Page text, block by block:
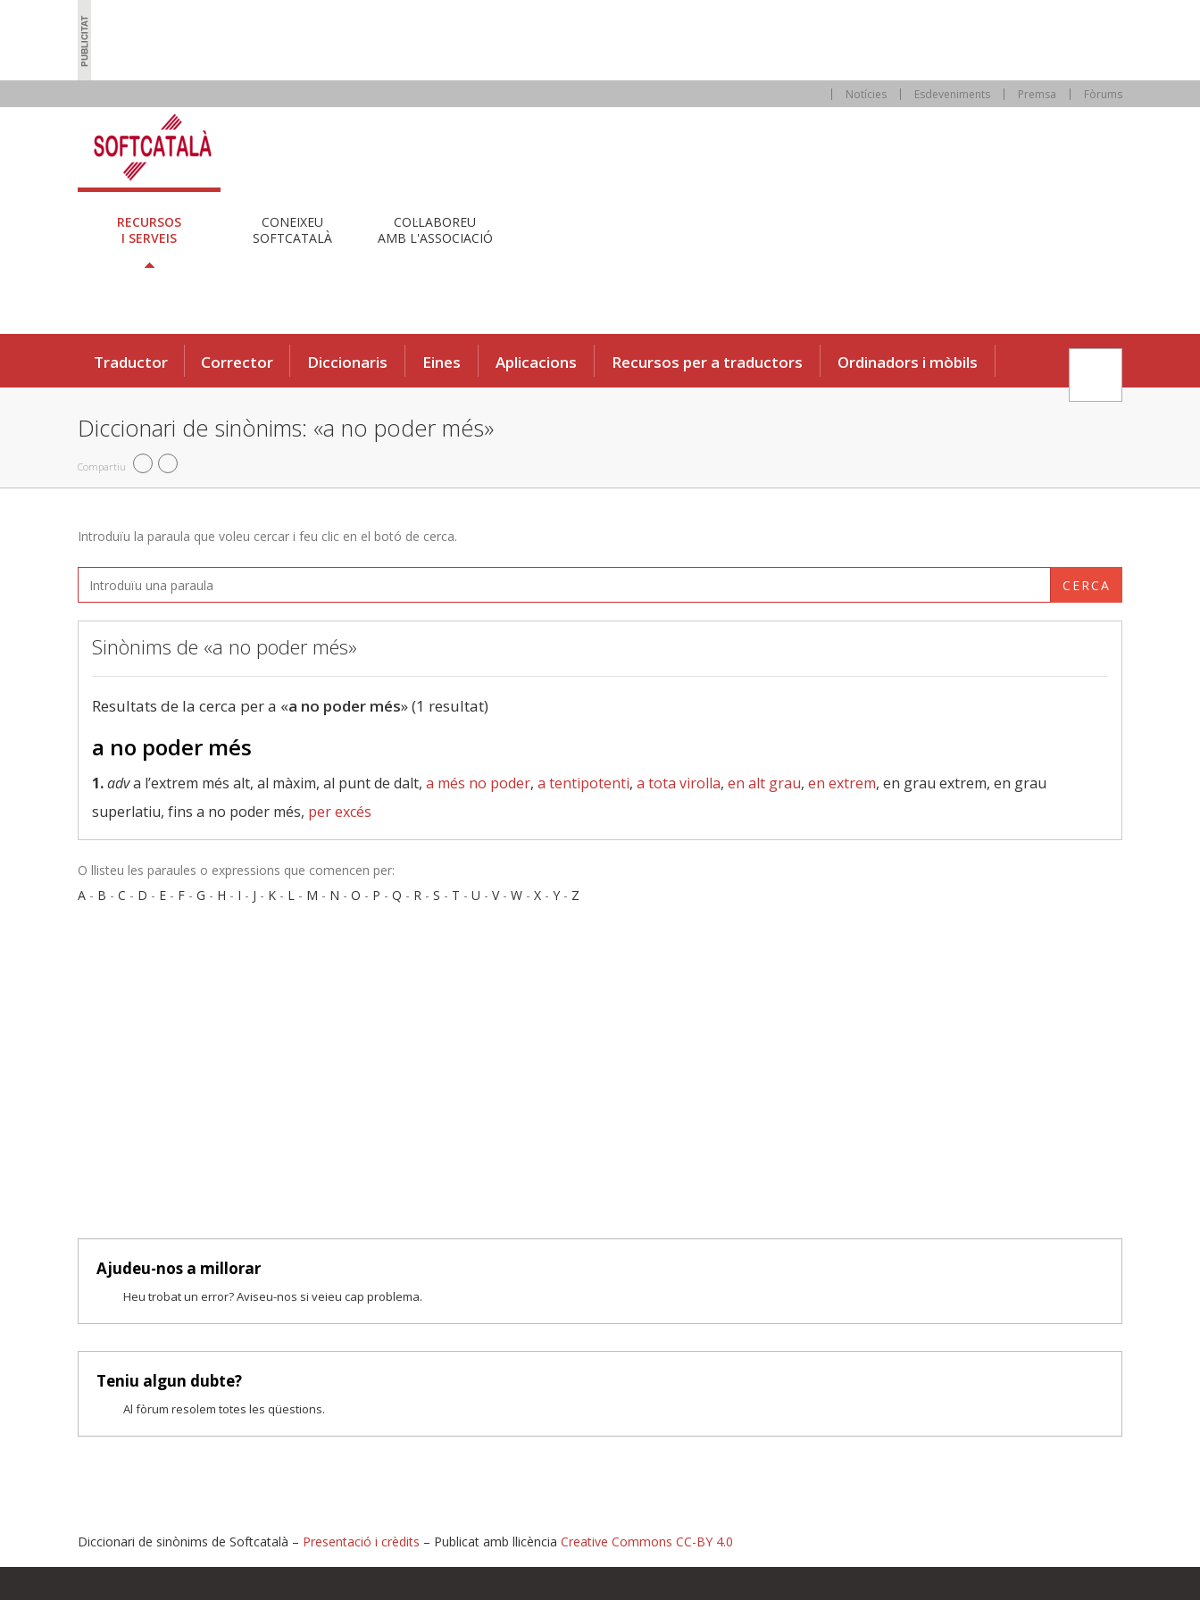
Notícies Esdeveniments Premsa Fòrums
RECURSOS
I SERVEIS
CONEIXEU
SOFTCATALÀ
COL·LABOREU
AMB L'ASSOCIACIÓ
Traductor Corrector Diccionaris Eines Aplicacions Recursos per a traductors Ordinadors i mòbils
Diccionari de sinònims: «a no poder més»
Compartiu
Introduïu la paraula que voleu cercar i feu clic en el botó de cerca.
CERCA
Sinònims de «a no poder més»
Resultats de la cerca per a «a no poder més» (1 resultat)
a no poder més
1.adva l’extrem més alt, al màxim, al punt de dalt, a més no poder, a tentipotenti, a tota virolla, en alt grau, en extrem, en grau extrem, en grau
superlatiu, fins a no poder més, per excés
O llisteu les paraules o expressions que comencen per:
A - B - C - D - E - F - G - H - I - J - K - L - M - N - O - P - Q - R - S - T - U - V- W - X - Y - Z
Ajudeu-nos a millorar
Heu trobat un error? Aviseu-nos si veieu cap problema.
Teniu algun dubte?
Al fòrum resolem totes les qüestions.
Diccionari de sinònims de Softcatalà – Presentació i crèdits – Publicat amb llicència Creative Commons CC-BY 4.0